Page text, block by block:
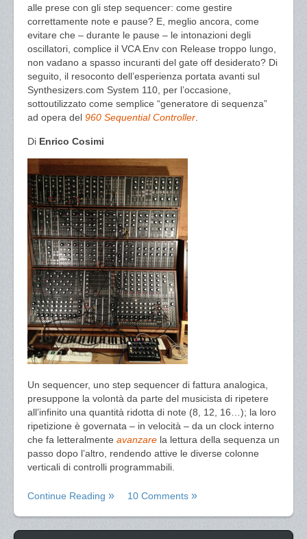
alle prese con gli step sequencer: come gestire
correttamente note e pause? E, meglio ancora, come
evitare che – durante le pause – le intonazioni degli
oscillatori, complice il VCA Env con Release troppo lungo,
non vadano a spasso incuranti del gate off desiderato? Di
seguito, il resoconto dell’esperienza portata avanti sul
Synthesizers.com System 110, per l’occasione,
sottoutilizzato come semplice “generatore di sequenza”
ad opera del 960 Sequential Controller
Di Enrico Cosimi
Un sequencer, uno step sequencer di fattura analogica,
presuppone la volontà da parte del musicista di ripetere
all’infinito una quantità ridotta di note (8, 12, 16…); la loro
ripetizione è governata – in velocità – da un clock interno
che fa letteralmente avanzare la lettura della sequenza un
passo dopo l’altro, rendendo attive le diverse colonne
verticali di controlli programmabili.
Continue Reading 10 Comments